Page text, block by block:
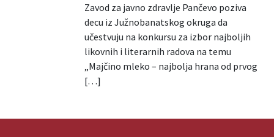
Zavod za javno zdravlje Pančevo poziva
decu iz Južnobanatskog okruga da
učestvuju na konkursu za izbor najboljih
likovnih i literarnih radova na temu
„Majčino mleko – najbolja hrana od prvog
[…]